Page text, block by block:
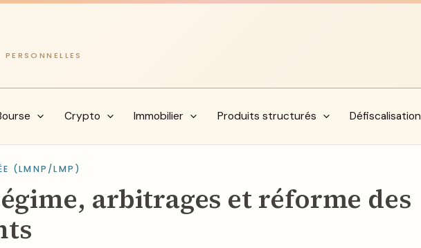
Crypto Immobilier Produits structurés Défiscalisation
(LMNP/LMP)
arbitrages et réforme des